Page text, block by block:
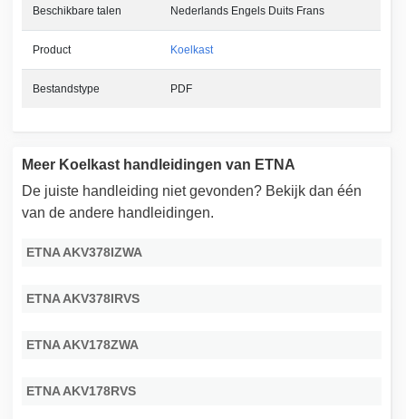
Beschikbare talen Nederlands Engels Duits Frans
Product Koelkast
Bestandstype PDF
Meer Koelkast handleidingen van ETNA
De juiste handleiding niet gevonden? Bekijk dan één
van de andere handleidingen.
ETNA AKV378IZWA
ETNA AKV378IRVS
ETNA AKV178ZWA
ETNA AKV178RVS